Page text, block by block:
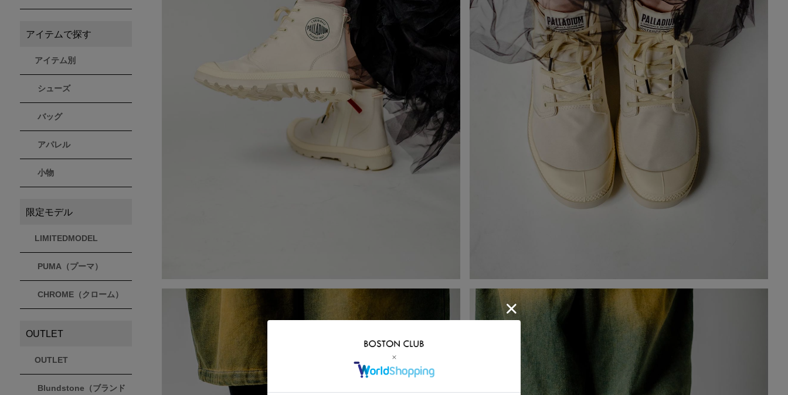
アイテムで探す
アイテム別
シューズ
バッグ
アパレル
小物
限定モデル
LIMITEDMODEL
PUMA（プーマ）
CHROME（クローム）
OUTLET
OUTLET
Blundstone（ブランド